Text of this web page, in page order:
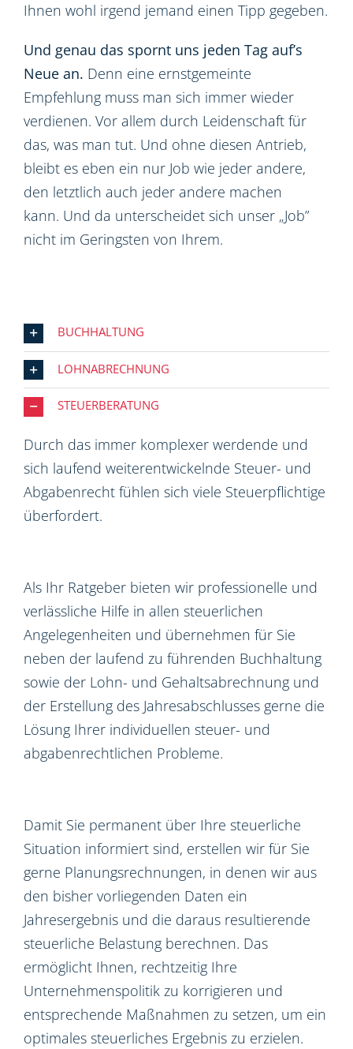
Ihnen wohl irgend jemand einen Tipp gegeben.
Und genau das spornt uns jeden Tag auf’s
Neue an. Denn eine ernstgemeinte
Empfehlung muss man sich immer wieder
verdienen. Vor allem durch Leidenschaft für
das, was man tut. Und ohne diesen Antrieb,
bleibt es eben ein nur Job wie jeder andere,
den letztlich auch jeder andere machen
kann. Und da unterscheidet sich unser „Job”
nicht im Geringsten von Ihrem.
BUCHHALTUNG
LOHNABRECHNUNG
STEUERBERATUNG
Durch das immer komplexer werdende und
sich laufend weiterentwickelnde Steuer- und
Abgabenrecht fühlen sich viele Steuerpflichtige
überfordert.
Als Ihr Ratgeber bieten wir professionelle und
verlässliche Hilfe in allen steuerlichen
Angelegenheiten und übernehmen für Sie
neben der laufend zu führenden Buchhaltung
sowie der Lohn- und Gehaltsabrechnung und
der Erstellung des Jahresabschlusses gerne die
Lösung Ihrer individuellen steuer- und
abgabenrechtlichen Probleme.
Damit Sie permanent über Ihre steuerliche
Situation informiert sind, erstellen wir für Sie
gerne Planungsrechnungen, in denen wir aus
den bisher vorliegenden Daten ein
Jahresergebnis und die daraus resultierende
steuerliche Belastung berechnen. Das
ermöglicht Ihnen, rechtzeitig Ihre
Unternehmenspolitik zu korrigieren und
entsprechende Maßnahmen zu setzen, um ein
optimales steuerliches Ergebnis zu erzielen.